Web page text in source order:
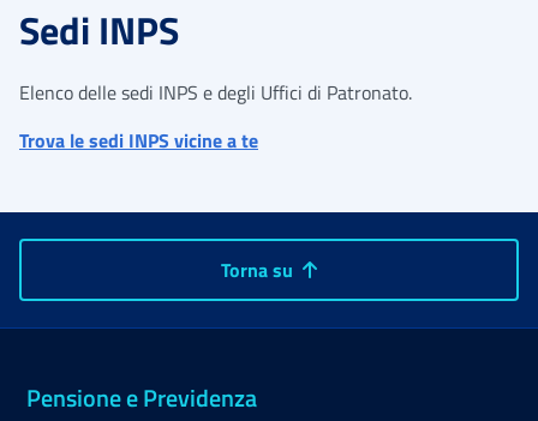
Sedi INPS
Elenco delle sedi INPS e degli Uffici di Patronato.
Trova le sedi INPS vicine a te
Torna su
Pensione e Previdenza